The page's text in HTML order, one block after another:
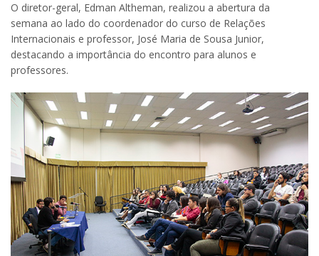
O diretor-geral, Edman Altheman, realizou a abertura da
semana ao lado do coordenador do curso de Relações
Internacionais e professor, José Maria de Sousa Junior,
destacando a importância do encontro para alunos e
professores.